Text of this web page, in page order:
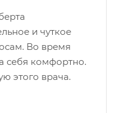
и чуткое
Во время
себя комфортно.
этого врача.